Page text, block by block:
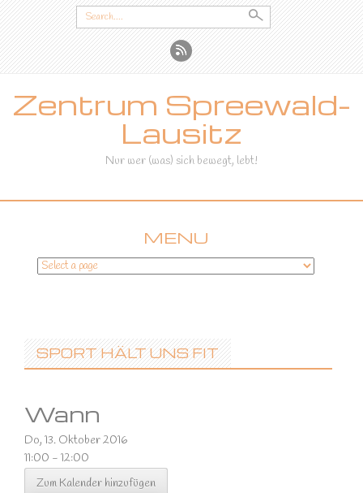
Search
for:
Zentrum Spreewald-
Lausitz
Nur wer (was) sich bewegt, lebt!
MENU
SKIP
SPORT HÄLT UNS FIT
Wann
Do, 13. Oktober 2016
11:00 - 12:00
Zum Kalender hinzufügen